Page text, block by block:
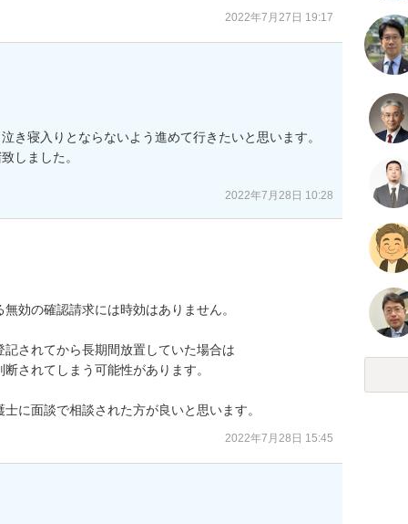
2022年7月27日 19:17
き寝入りとならないよう進めて行きたいと思います。
しました。
2022年7月28日 10:28
効の確認請求には時効はありません。
されてから長期間放置していた場合は
されてしまう可能性があります。
に面談で相談された方が良いと思います。
2022年7月28日 15:45